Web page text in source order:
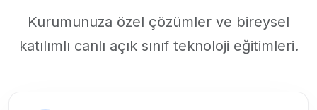
Kurumunuza özel çözümler ve bireysel
katılımlı canlı açık sınıf teknoloji eğitimleri.